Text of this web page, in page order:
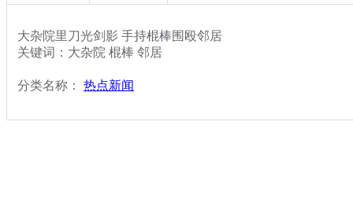
大杂院里刀光剑影 手持棍棒围殴邻居
关键词：大杂院 棍棒 邻居
分类名称： 热点新闻